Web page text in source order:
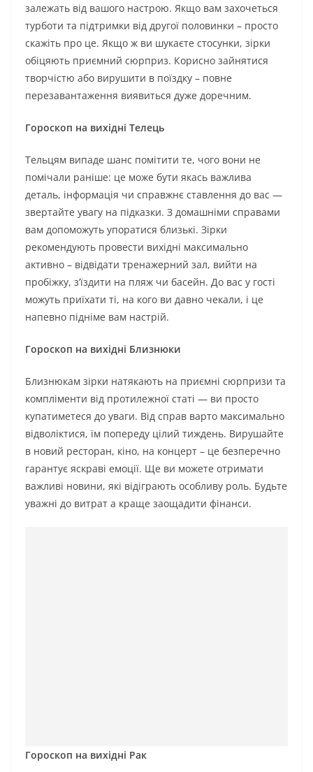
залежать від вашого настрою. Якщо вам захочеться
турботи та підтримки від другої половинки – просто
скажіть про це. Якщо ж ви шукаєте стосунки, зірки
обіцяють приємний сюрприз. Корисно зайнятися
творчістю або вирушити в поїздку – повне
перезавантаження виявиться дуже доречним.
Гороскоп на вихідні Телець
Тельцям випаде шанс помітити те, чого вони не
помічали раніше: це може бути якась важлива
деталь, інформація чи справжнє ставлення до вас —
звертайте увагу на підказки. З домашніми справами
вам допоможуть упоратися близькі. Зірки
рекомендують провести вихідні максимально
активно – відвідати тренажерний зал, вийти на
пробіжку, з’їздити на пляж чи басейн. До вас у гості
можуть приїхати ті, на кого ви давно чекали, і це
напевно підніме вам настрій.
Гороскоп на вихідні Близнюки
Близнюкам зірки натякають на приємні сюрпризи та
компліменти від протилежної статі — ви просто
купатиметеся до уваги. Від справ варто максимально
відволіктися, їм попереду цілий тиждень. Вирушайте
в новий ресторан, кіно, на концерт – це безперечно
гарантує яскраві емоції. Ще ви можете отримати
важливі новини, які відіграють особливу роль. Будьте
уважні до витрат а краще заощадити фінанси.
Гороскоп на вихідні Рак